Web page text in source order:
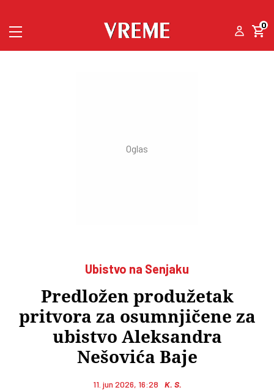
0
Ubistvo na Senjaku
Predložen produžetak
pritvora za osumnjičene za
ubistvo Aleksandra
Nešovića Baje
11. jun 2026, 16:28 K. S.